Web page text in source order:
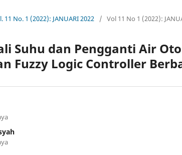
11 No. 1 (2022): JANUARI 2022 / Vol 11 No 1 (2022):
Suhu dan Pengganti Air
Fuzzy Logic Controller